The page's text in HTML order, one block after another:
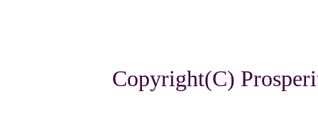
Copyright(C)